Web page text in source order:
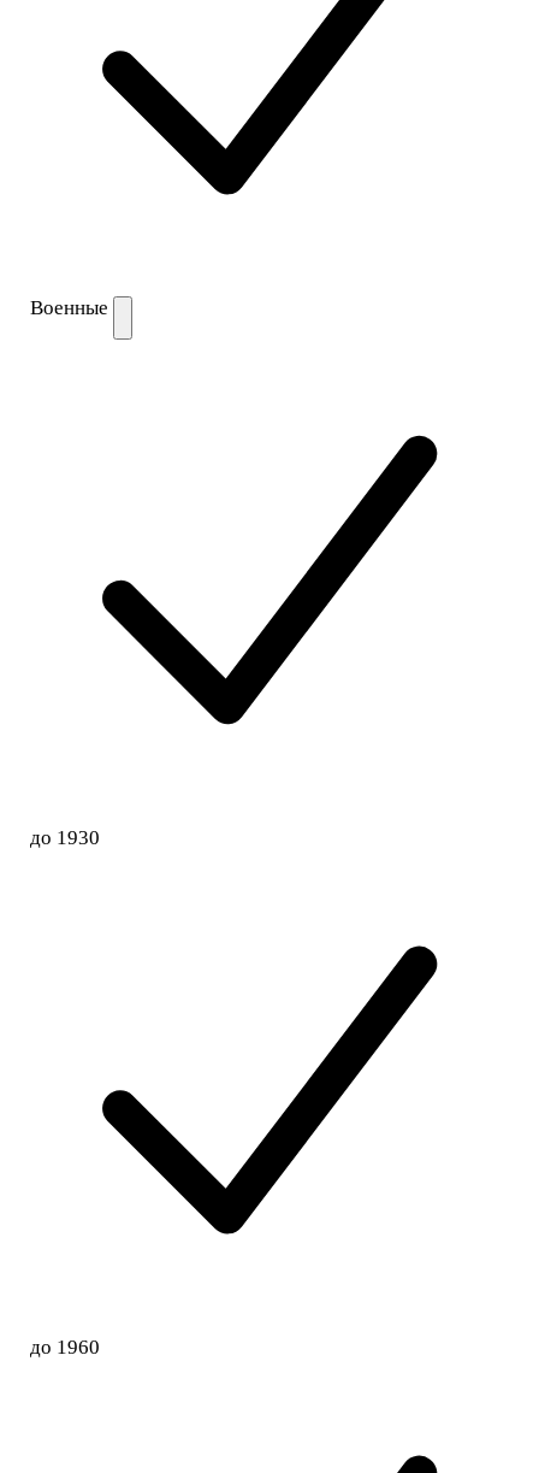
Военные
до 1930
до 1960